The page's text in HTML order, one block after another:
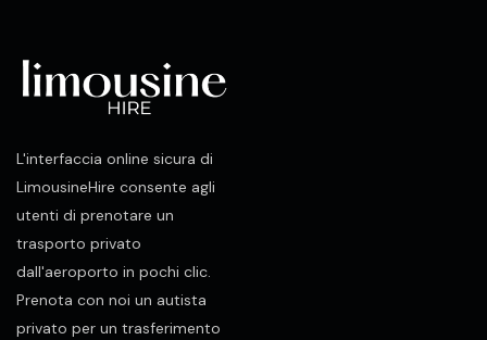
L'interfaccia online sicura di
LimousineHire consente agli
utenti di prenotare un
trasporto privato
dall'aeroporto in pochi clic.
Prenota con noi un autista
privato per un trasferimento